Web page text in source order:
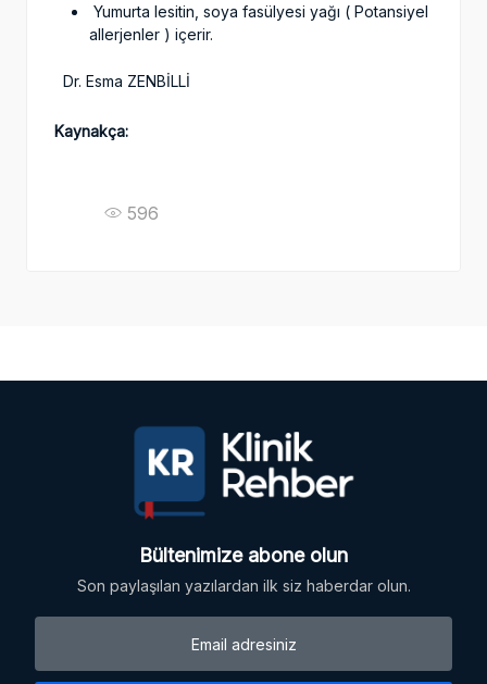
Yumurta lesitin, soya fasülyesi yağı ( Potansiyel
allerjenler ) içerir.
Dr. Esma ZENBİLLİ
Kaynakça:
596
Bültenimize abone olun
Son paylaşılan yazılardan ilk siz haberdar olun.